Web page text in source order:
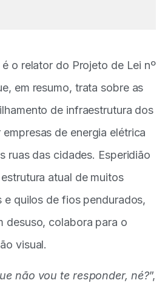
o relator do Projeto de Lei nº
em resumo, trata sobre as
de infraestrutura dos
de energia elétrica
ruas das cidades. Esperidião
atual de muitos
e quilos de fios pendurados,
desuso, colabora para o
visual.
não vou te responder, né?”,